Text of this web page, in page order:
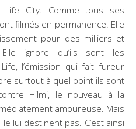
City. Comme tous ses
filmés en permanence. Elle
pour des milliers et
ignore qu’ils sont les
l’émission qui fait fureur
surtout à quel point ils sont
Hilmi, le nouveau à la
amoureuse. Mais
lui destinent pas. C’est ainsi